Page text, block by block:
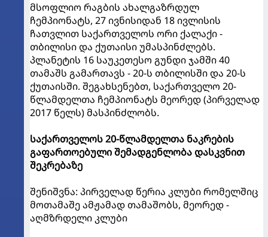
მსოფლიო რაგბის ახალგაზრდულ
ჩემპიონატს, 27 ივნისიდან 18 ივლისის
ჩათვლით საქართველოს ორი ქალაქი -
თბილისი და ქუთაისი უმასპინძლებს.
პლანეტის 16 საუკეთესო გუნდი ჯამში 40
თამაშს გამართავს - 20-ს თბილისში და 20-ს
ქუთაისში. შეგახსენებთ, საქართველო 20-
წლამდელთა ჩემპიონატს მეორედ (პირველად
2017 წელს) მასპინძლობს.
საქართველოს 20-წლამდელთა ნაკრების
გაფართოებული შემადგენლობა დასკვნით
შეკრებაზე
შენიშვნა: პირველად წერია კლუბი რომელშიც
მოთამაშე ამჟამად თამაშობს, მეორედ -
აღმზრდელი კლუბი